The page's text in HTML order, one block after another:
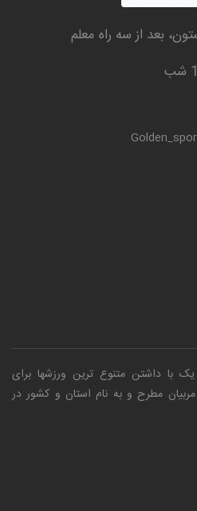
بعد از سه راه معلم
یک با داشتن متنوع ترین ورزشها برای
مربیان مطرح و به نام استان و کشور در